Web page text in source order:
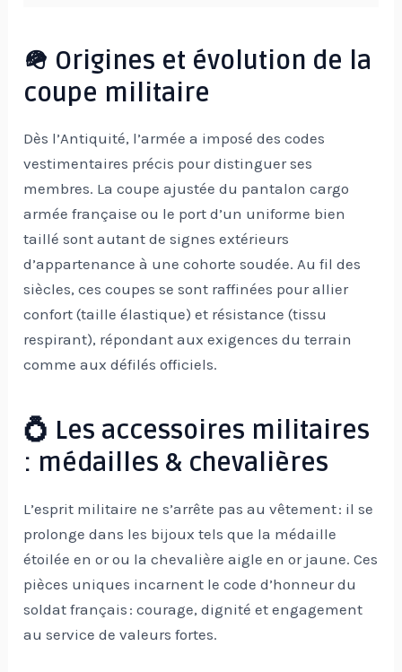
🪖 Origines et évolution de la
coupe militaire
Dès l’Antiquité, l’armée a imposé des codes
vestimentaires précis pour distinguer ses
membres. La coupe ajustée du pantalon cargo
armée française ou le port d’un uniforme bien
taillé sont autant de signes extérieurs
d’appartenance à une cohorte soudée. Au fil des
siècles, ces coupes se sont raffinées pour allier
confort (taille élastique) et résistance (tissu
respirant), répondant aux exigences du terrain
comme aux défilés officiels.
💍 Les accessoires militaires
: médailles & chevalières
L’esprit militaire ne s’arrête pas au vêtement : il se
prolonge dans les bijoux tels que la médaille
étoilée en or ou la chevalière aigle en or jaune. Ces
pièces uniques incarnent le code d’honneur du
soldat français : courage, dignité et engagement
au service de valeurs fortes.